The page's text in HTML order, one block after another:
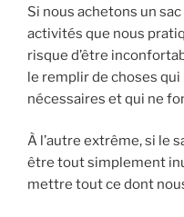
Si nous achetons un
activités que nous
risque d’être
le remplir de choses
nécessaires et qui ne
À l’autre extrême, si le
être tout simplement
mettre tout ce dont